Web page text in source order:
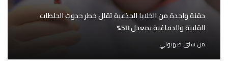
حقنة واحدة من الخلايا الجذعية تقلل خطر حدوث الجلطات
القلبية والدماغية بمعدل 58%
من سنى صهيوني